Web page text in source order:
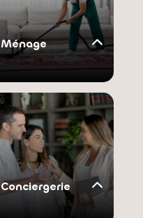
Ménage
Conciergerie